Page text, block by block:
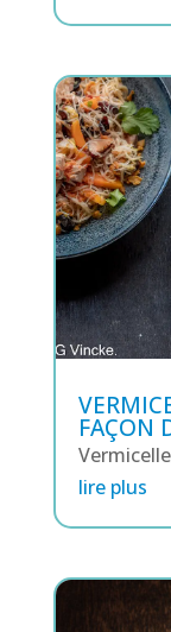
FAÇON
lire plus